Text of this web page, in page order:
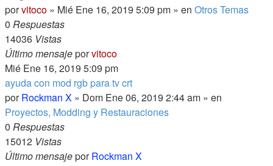
porvitoco » Mié Ene 16, 2019 5:09 pm » en Otros Temas
0 Respuestas
14036 Vistas
Último mensajeporvitoco
Mié Ene 16, 2019 5:09 pm
ayuda con mod rgb para tv crt
porRockman X » Dom Ene 06, 2019 2:44 am » en
Proyectos, Modding y Restauraciones
0 Respuestas
15012 Vistas
Último mensajeporRockman X